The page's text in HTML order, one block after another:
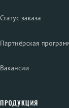
Статус заказа
Партнёрская
Вакансии
ПРОДУКЦИЯ